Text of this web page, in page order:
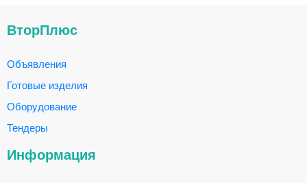
ВторПлюс
Объявления
Готовые изделия
Оборудование
Тендеры
Информация